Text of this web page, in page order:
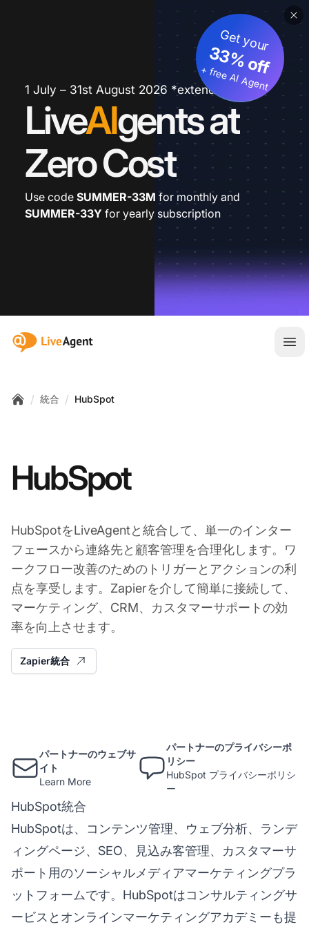
1 July – 31st August 2026 *extended
LiveAIgents at
Zero Cost
Get your
33% off
+ free AI Agent
Use code SUMMER-33M for monthly and
SUMMER-33Y for yearly subscription
:site.title
メ
/ 統合 / HubSpot
HubSpot
HubSpotをLiveAgentと統合して、単一のインター
フェースから連絡先と顧客管理を合理化します。ワ
ークフロー改善のためのトリガーとアクションの利
点を享受します。Zapierを介して簡単に接続して、
マーケティング、CRM、カスタマーサポートの効
率を向上させます。
Zapier統合
パートナーのウェブサ
イト
Learn More
パートナーのプライバシーポ
リシー
HubSpot プライバシーポリシ
ー
HubSpot統合
HubSpotは、コンテンツ管理、ウェブ分析、ランデ
ィングページ、SEO、見込み客管理、カスタマーサ
ポート用のソーシャルメディアマーケティングプラ
ットフォームです。HubSpotはコンサルティングサ
ービスとオンラインマーケティングアカデミーも提